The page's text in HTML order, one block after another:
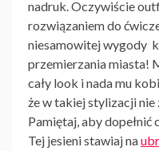
nadruk. Oczywiście
rozwiązaniem do
niesamowitej wygody
przemierzania miasta!
cały look i nada mu
że w takiej stylizacji nie
Pamiętaj, aby
Tej jesieni stawiaj na